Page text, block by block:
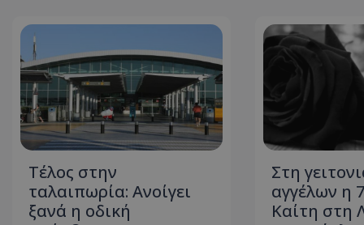
Τέλος στην
ταλαιπωρία: Ανοίγει
ξανά η οδική
Στη
αγγέλων η
Καίτη στη
msToken